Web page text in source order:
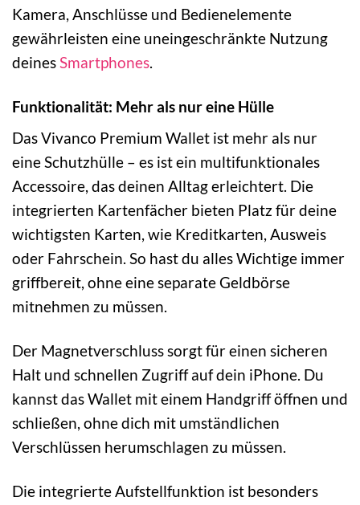
Kamera, Anschlüsse und Bedienelemente
gewährleisten eine uneingeschränkte Nutzung
deines Smartphones
Funktionalität: Mehr als nur eine Hülle
Das Vivanco Premium Wallet ist mehr als nur
eine Schutzhülle – es ist ein multifunktionales
Accessoire, das deinen Alltag erleichtert. Die
integrierten Kartenfächer bieten Platz für deine
wichtigsten Karten, wie Kreditkarten, Ausweis
oder Fahrschein. So hast du alles Wichtige immer
griffbereit, ohne eine separate Geldbörse
mitnehmen zu müssen.
Der Magnetverschluss sorgt für einen sicheren
Halt und schnellen Zugriff auf dein iPhone. Du
kannst das Wallet mit einem Handgriff öffnen und
schließen, ohne dich mit umständlichen
Verschlüssen herumschlagen zu müssen.
Die integrierte Aufstellfunktion ist besonders